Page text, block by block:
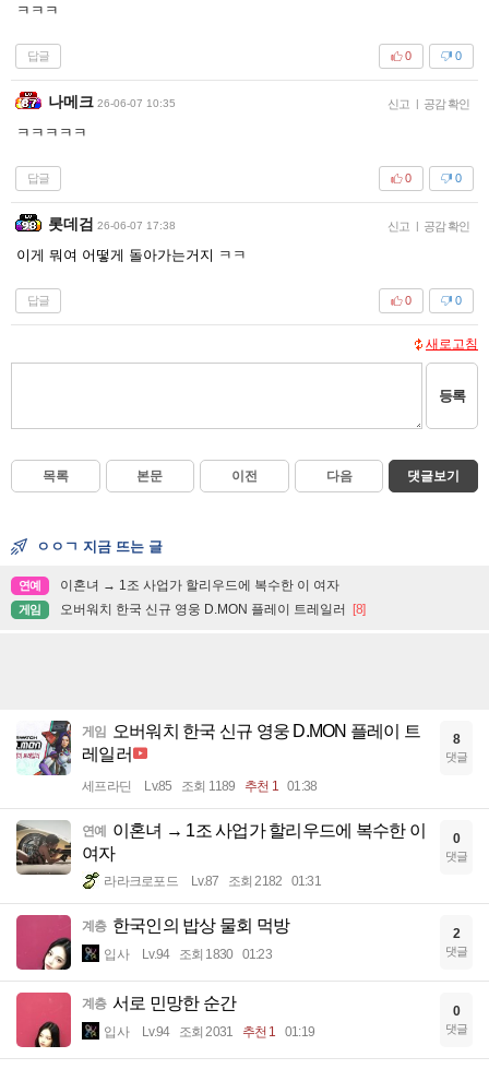
ㅋㅋㅋ
답글 0
0
나메크 26-06-07 10:35 신고 | 공감 확인
ㅋㅋㅋㅋㅋ
답글 0
0
롯데검 26-06-07 17:38 신고 | 공감 확인
이게 뭐여 어떻게 돌아가는거지 ㅋㅋ
답글 0
0
새로고침
등록
목록 본문 이전 다음 댓글보기
ㅇㅇㄱ 지금 뜨는 글
연예 이혼녀 → 1조 사업가 할리우드에 복수한 이 여자
게임 오버워치 한국 신규 영웅 D.MON 플레이 트레일러 [8]
게임 오버워치 한국 신규 영웅 D.MON 플레이 트
레일러
세프라딘 Lv.85 조회 1189 추천 1 01:38
8
댓글
연예 이혼녀 → 1조 사업가 할리우드에 복수한 이
여자
라라크로포드 Lv.87 조회 2182 01:31
0
댓글
계층 한국인의 밥상 물회 먹방
입사 Lv.94 조회 1830 01:23
2
댓글
계층 서로 민망한 순간
입사 Lv.94 조회 2031 추천 1 01:19
0
댓글